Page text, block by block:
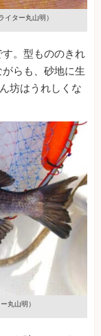
イター丸山明）
。型もののきれ
らも、砂地に生
坊はうれしくな
丸山明）